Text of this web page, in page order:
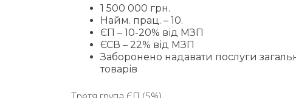
1 500 000 грн.
Найм. прац. – 10.
ЄП – 10-20% від МЗП
ЄСВ – 22% від МЗП
Заборонено надавати послуги
товарів